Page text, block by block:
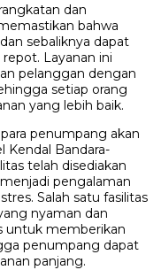
dan
bahwa
sebaliknya dapat
Layanan ini
pelanggan dengan
setiap orang
yang lebih baik.
penumpang akan
Kendal Bandara-
telah disediakan
pengalaman
Salah satu fasilitas
nyaman dan
untuk memberikan
penumpang dapat
panjang.